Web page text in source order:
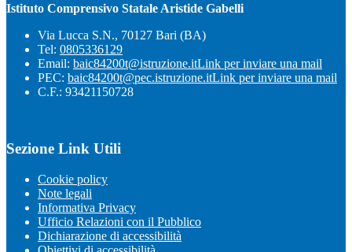
Istituto Comprensivo Statale Aristide Gabelli
Via Lucca S.N., 70127 Bari (BA)
Tel: 0805336129
Email: baic84200t@istruzione.itLink per inviare una mail
PEC: baic84200t@pec.istruzione.itLink per inviare una mail
C.F.: 93421150728
Sezione Link Utili
Cookie policy
Note legali
Informativa Privacy
Ufficio Relazioni con il Pubblico
Dichiarazione di accessibilità